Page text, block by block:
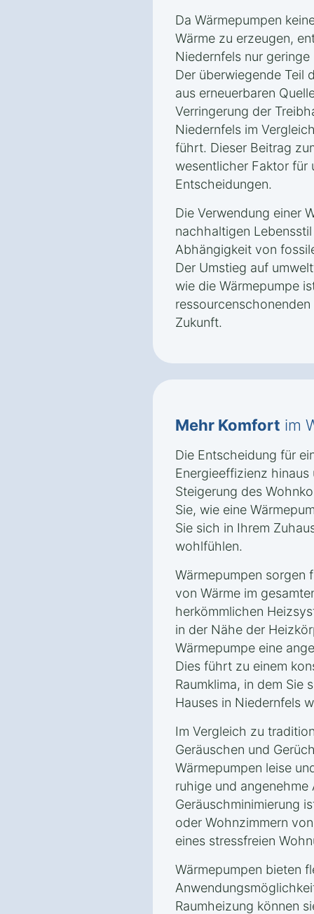
Da Wärmepumpen
Wärme zu erzeugen,
Niedernfels nur
Der überwiegende Teil
aus erneuerbaren
Verringerung der
Niedernfels im
führt. Dieser Beitrag
wesentlicher Faktor für
Entscheidungen.
Die Verwendung einer
nachhaltigen
Abhängigkeit von
Der Umstieg auf
wie die Wärmepumpe
Zukunft.
Mehr Komfort im
Die Entscheidung für
Energieeffizienz
Steigerung des
Sie, wie eine
Sie sich in Ihrem
wohlfühlen.
Wärmepumpen sorgen
von Wärme im
herkömmlichen
in der Nähe der
Wärmepumpe eine
Dies führt zu einem
Raumklima, in dem Sie
Hauses in Niedernfels
Im Vergleich zu
Geräuschen und
Wärmepumpen leise
ruhige und angenehme
Geräuschminimierung
oder Wohnzimmern
eines stressfreien
Wärmepumpen bieten
Raumheizung können